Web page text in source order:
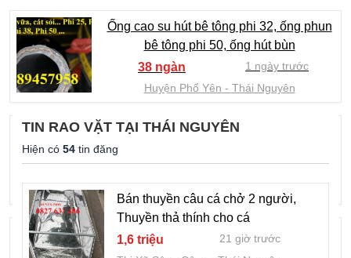
Ống cao su hút bê tông phi 32, ống phun
bê tông phi 50, ống hút bùn
38 ngàn
1 ngày trước
Huyện Phổ Yên
Thái Nguyên
Alloy Steel Round Bar
CHÍNH CHỦ CẦN SANG NHƯỢNG
TIN RAO VẶT TẠI THÁI NGUYÊN
Hiện có 54 tin đăng
Bán thuyền câu cá chở 2 người,
Thuyền thả thính cho cá
1,6 triệu
21 giờ trước